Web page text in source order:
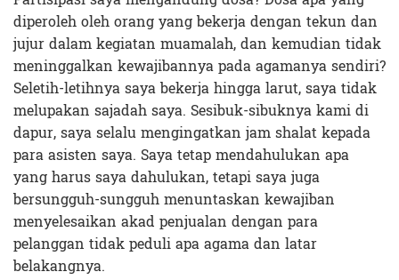
diperoleh oleh orang yang bekerja dengan tekun dan
jujur dalam kegiatan muamalah, dan kemudian tidak
meninggalkan kewajibannya pada agamanya sendiri?
Seletih-letihnya saya bekerja hingga larut, saya tidak
melupakan sajadah saya. Sesibuk-sibuknya kami di
dapur, saya selalu mengingatkan jam shalat kepada
para asisten saya. Saya tetap mendahulukan apa
yang harus saya dahulukan, tetapi saya juga
bersungguh-sungguh menuntaskan kewajiban
menyelesaikan akad penjualan dengan para
pelanggan tidak peduli apa agama dan latar
belakangnya.